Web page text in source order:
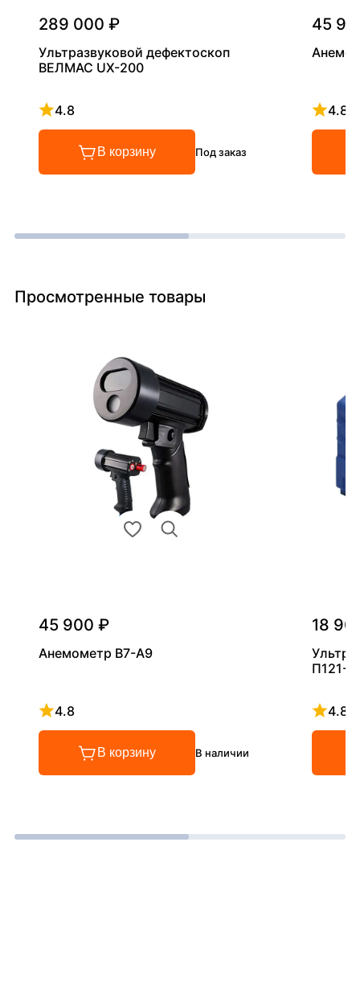
289 000 ₽
Ультразвуковой дефектоскоп
ВЕЛМАС UX-200
4.8
Рейтинг 4.8 из 5
В корзину Под заказ
45
4.8
Просмотренные товары
45 900 ₽
Анемометр В7-А9
4.8
Рейтинг 4.8 из 5
В корзину В наличии
18
П121-
4.8